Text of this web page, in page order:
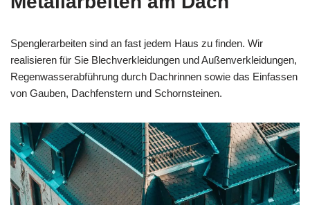
Spenglerarbeiten sind an fast jedem Haus zu finden. Wir
realisieren für Sie Blechverkleidungen und Außenverkleidungen,
Regenwasserabführung durch Dachrinnen sowie das Einfassen
von Gauben, Dachfenstern und Schornsteinen.